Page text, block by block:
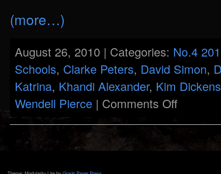
(more…)
August 26, 2010 | Categories: No.4
Schools, Clarke Peters, David Simon,
Katrina, Khandi Alexander, Kim Dickens
Wendell Pierce | Comments Off
Care“